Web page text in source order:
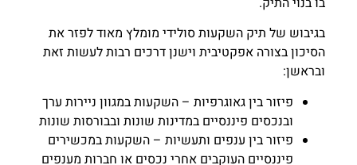
בגיבוש של תיק השקעות סולידי מומלץ מאוד לפזר את
הסיכון בצורה אפקטיבית וישנן דרכים רבות לעשות זאת
ובראשן:
פיזור בין גאוגרפיות – השקעות במגוון ניירות ערך
ובנכסים פיננסיים במדינות שונות ובבורסות שונות
פיזור בין ענפים ותעשיות – השקעות במכשירים
פיננסיים העוקבים אחרי נכסים או חברות מענפים